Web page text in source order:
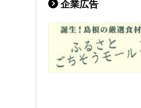
企業広告